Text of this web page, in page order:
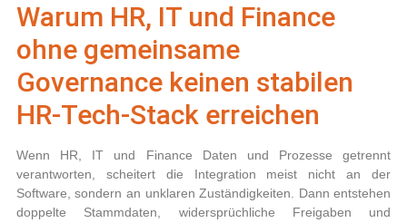
Warum HR, IT und Finance
ohne gemeinsame
Governance keinen stabilen
HR‑Tech-Stack erreichen
Wenn HR, IT und Finance Daten und Prozesse getrennt
verantworten, scheitert die Integration meist nicht an der
Software, sondern an unklaren Zuständigkeiten. Dann entstehen
doppelte Stammdaten, widersprüchliche Freigaben und